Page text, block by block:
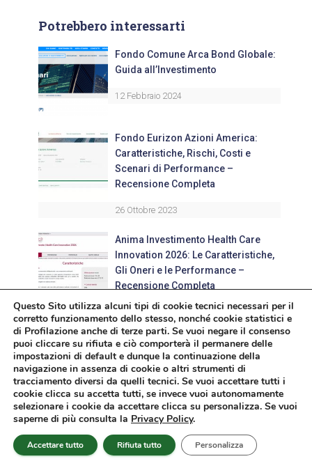
Potrebbero interessarti
Fondo Comune Arca Bond Globale:
Guida all’Investimento
12 Febbraio 2024
Fondo Eurizon Azioni America:
Caratteristiche, Rischi, Costi e
Scenari di Performance –
Recensione Completa
26 Ottobre 2023
Anima Investimento Health Care
Innovation 2026: Le Caratteristiche,
Gli Oneri e le Performance –
Recensione Completa
23 Novembre 2023
Epsilon Difesa 100 Riserva, il Fondo
a Scadenza di Intesa SanPaolo:
Caratteristiche e Costi – Recensione
Completa
21 Maggio 2025
Allianz Azioni Paesi Emergenti:
Portafoglio, Costi e Performance
Questo Sito utilizza alcuni tipi di cookie tecnici necessari per il
corretto funzionamento dello stesso, nonché cookie statistici e
di Profilazione anche di terze parti. Se vuoi negare il consenso
puoi cliccare su rifiuta e ciò comporterà il permanere delle
impostazioni di default e dunque la continuazione della
navigazione in assenza di cookie o altri strumenti di
tracciamento diversi da quelli tecnici. Se vuoi accettare tutti i
cookie clicca su accetta tutti, se invece vuoi autonomamente
selezionare i cookie da accettare clicca su personalizza. Se vuoi
saperne di più consulta la Privacy Policy.
Accettare tutto Rifiuta tutto Personalizza